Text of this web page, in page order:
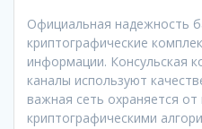
Официальная надежность
криптографические
информации. Консульская
каналы используют
важная сеть охраняется от
криптографическими